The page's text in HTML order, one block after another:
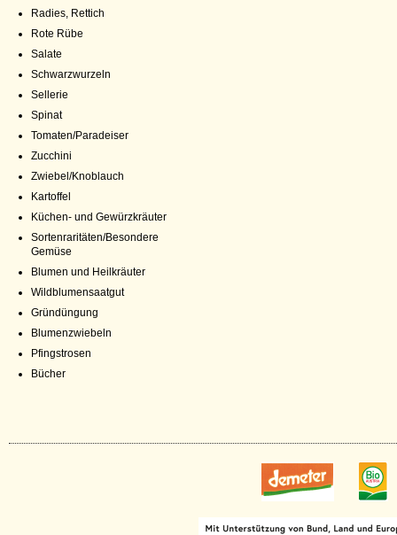
Radies, Rettich
Rote Rübe
Salate
Schwarzwurzeln
Sellerie
Spinat
Tomaten/Paradeiser
Zucchini
Zwiebel/Knoblauch
Kartoffel
Küchen- und Gewürzkräuter
Sortenraritäten/Besondere
Gemüse
Blumen und Heilkräuter
Wildblumensaatgut
Gründüngung
Blumenzwiebeln
Pfingstrosen
Bücher